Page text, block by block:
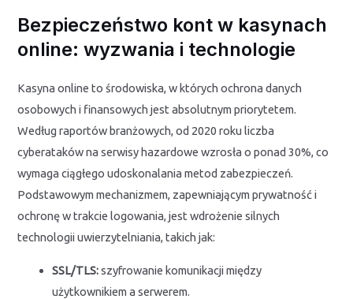
Bezpieczeństwo kont w kasynach
online: wyzwania i technologie
Kasyna online to środowiska, w których ochrona danych
osobowych i finansowych jest absolutnym priorytetem.
Według raportów branżowych, od 2020 roku liczba
cyberataków na serwisy hazardowe wzrosła o ponad 30%, co
wymaga ciągłego udoskonalania metod zabezpieczeń.
Podstawowym mechanizmem, zapewniającym prywatność i
ochronę w trakcie logowania, jest wdrożenie silnych
technologii uwierzytelniania, takich jak:
SSL/TLS:szyfrowanie komunikacji między
użytkownikiem a serwerem.